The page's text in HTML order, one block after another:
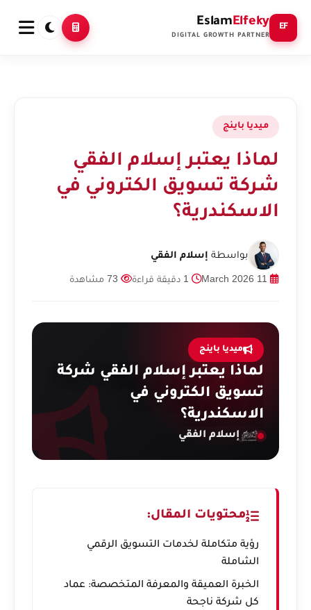
EF
EslamElfeky
DIGITAL GROWTH PARTNER
ميديا باينج
لماذا يعتبر إسلام الفقي
شركة تسويق الكتروني في
الاسكندرية؟
بواسطة إسلام الفقي
ميديا باينج
لماذا يعتبر إسلام الفقي شركة
تسويق الكتروني في
الاسكندرية؟
إسلام الفقي
محتويات المقال:
رؤية متكاملة لخدمات التسويق الرقمي
الشاملة
الخبرة العميقة والمعرفة المتخصصة: عماد
كل شركة ناجحة